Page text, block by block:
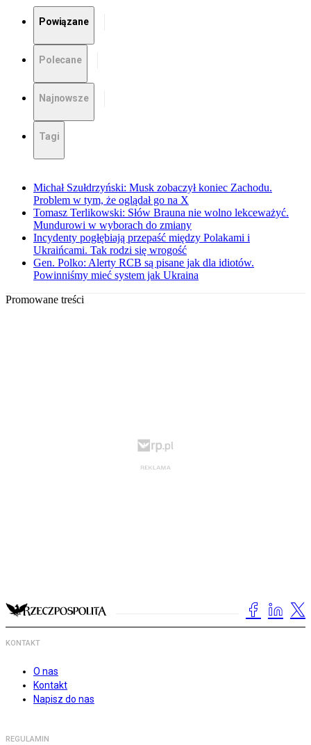
Powiązane
Polecane
Najnowsze
Tagi
Michał Szułdrzyński: Musk zobaczył koniec Zachodu.
Problem w tym, że oglądał go na X
Tomasz Terlikowski: Słów Brauna nie wolno lekceważyć.
Mundurowi w wyborach do zmiany
Incydenty pogłębiają przepaść między Polakami i
Ukraińcami. Tak rodzi się wrogość
Gen. Polko: Alerty RCB są pisane jak dla idiotów.
Powinniśmy mieć system jak Ukraina
Promowane treści
KONTAKT
O nas
Kontakt
Napisz do nas
REGULAMIN